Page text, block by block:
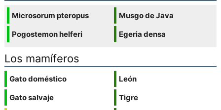
Microsorum pteropus
Pogostemon helferi
Musgo de Java
Egeria densa
Los mamíferos
Gato doméstico
Gato salvaje
León
Tigre